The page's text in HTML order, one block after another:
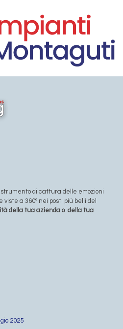
strumento di cattura delle emozioni
viste a 360° nei posti più belli del
della tua azienda o della tua
2025